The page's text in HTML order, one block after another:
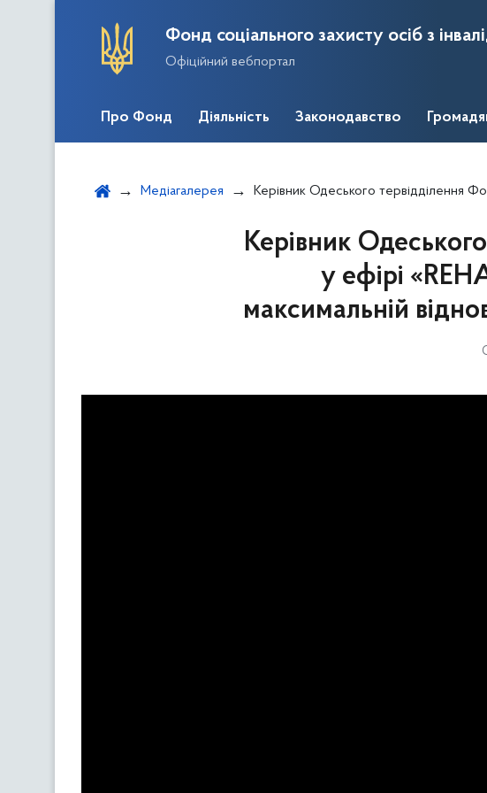
Фонд соціального захисту осіб з
Офіційний вебпортал
Про Фонд Діяльність Законодавство
Медіагалерея Керівник Одеського тервідділення Фонду Віталій Кольцов у ефірі
Керівник
у ефірі
максимальній